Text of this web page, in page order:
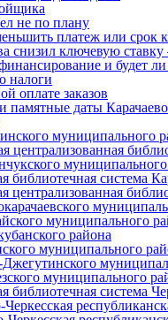
не по плану
платеж или срок
снизил ключевую
и будет
налоги
оплате заказов
памятные даты
муниципального
централизованная
библиотечная система
муниципального
района
муниципального
муниципального
библиотечная система